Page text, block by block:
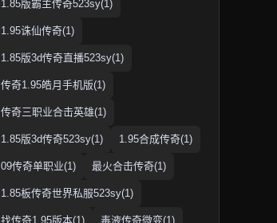
1.85版霸主传奇523sy(1)
1.95诛仙传奇(1)
1.85版3d传奇直播523sy(1)
传奇1.95皓月手机版(1)
传奇三职业合击英雄(1)
1.85版3d传奇523sy(1) 1.95合成传奇(1)
09传奇单职业(1) 最火合击传奇(1)
1.85板传奇世界私服523sy(1)
找传奇1.95版本(1) 毒液传奇微变(1)